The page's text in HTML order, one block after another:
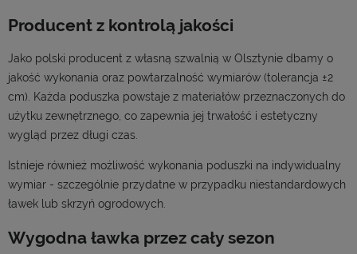
Producent z kontrolą jakości
Jako polski producent z własną szwalnią w Olsztynie dbamy o
jakość wykonania oraz powtarzalność wymiarów (tolerancja ±2
cm). Każda poduszka powstaje z materiałów przeznaczonych do
użytku zewnętrznego, co zapewnia jej trwałość i estetyczny
wygląd przez długi czas.
Istnieje również możliwość wykonania poduszki na indywidualny
wymiar - szczególnie przydatne w przypadku niestandardowych
ławek lub skrzyń ogrodowych.
Wygodna ławka przez cały sezon